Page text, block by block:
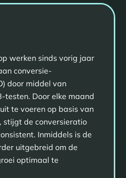
werken sinds vorig jaar
conversie-
door middel van
testen. Door elke maand
te voeren op basis van
stijgt de conversieratio
Inmiddels is de
uitgebreid om de
optimaal te